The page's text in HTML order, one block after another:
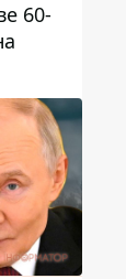
60-
-